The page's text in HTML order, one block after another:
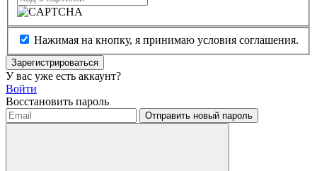
Нажимая на кнопку, я принимаю условия соглашения.
Зарегистрироваться
У вас уже есть аккаунт?
Войти
Восстановить пароль
Отправить новый пароль